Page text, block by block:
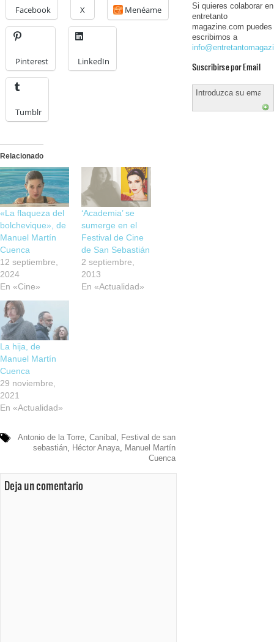
Facebook X Menéame
Pinterest LinkedIn
Tumblr
Relacionado
«La flaqueza del
bolchevique», de
Manuel Martín
Cuenca
12 septiembre,
2024
En «Cine»
‘Academia’ se
sumerge en el
Festival de Cine
de San Sebastián
2 septiembre,
2013
En «Actualidad»
La hija, de
Manuel Martín
Cuenca
29 noviembre,
2021
En «Actualidad»
Antonio de la Torre, Caníbal
Festival de san
sebastián, Héctor Anaya,
Manuel Martín
Cuenca
Deja un comentario
Si quieres colaborar en
entretanto
magazine.com puedes
escribirnos a
Suscribirse por Email